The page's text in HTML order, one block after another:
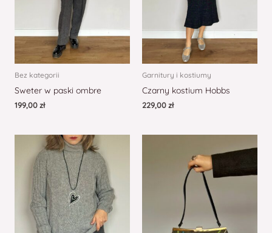
Bez kategorii
Sweter w paski ombre
199,00zł
Garnitury i kostiumy
Czarny kostium Hobbs
229,00zł